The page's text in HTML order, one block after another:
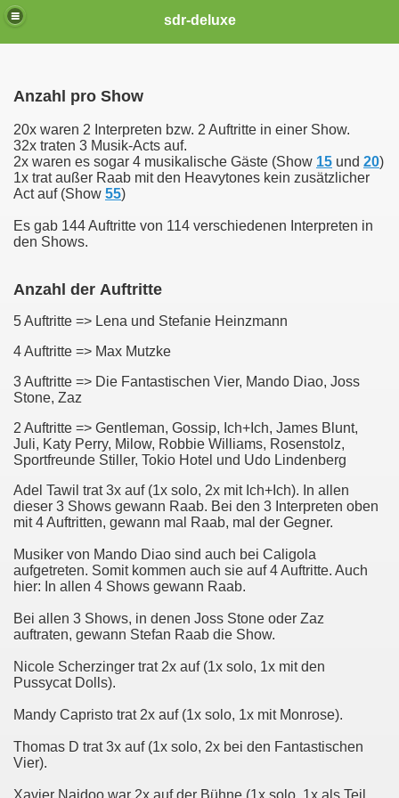
sdr-deluxe
Anzahl pro Show
20x waren 2 Interpreten bzw. 2 Auftritte in einer Show.
32x traten 3 Musik-Acts auf.
2x waren es sogar 4 musikalische Gäste (Show 15 und 20)
1x trat außer Raab mit den Heavytones kein zusätzlicher
Act auf (Show 55)
Es gab 144 Auftritte von 114 verschiedenen Interpreten in
den Shows.
Anzahl der Auftritte
5 Auftritte => Lena und Stefanie Heinzmann
4 Auftritte => Max Mutzke
3 Auftritte => Die Fantastischen Vier, Mando Diao, Joss
Stone, Zaz
2 Auftritte => Gentleman, Gossip, Ich+Ich, James Blunt,
Juli, Katy Perry, Milow, Robbie Williams, Rosenstolz,
Sportfreunde Stiller, Tokio Hotel und Udo Lindenberg
Adel Tawil trat 3x auf (1x solo, 2x mit Ich+Ich). In allen
dieser 3 Shows gewann Raab. Bei den 3 Interpreten oben
mit 4 Auftritten, gewann mal Raab, mal der Gegner.
Musiker von Mando Diao sind auch bei Caligola
aufgetreten. Somit kommen auch sie auf 4 Auftritte. Auch
hier: In allen 4 Shows gewann Raab.
Bei allen 3 Shows, in denen Joss Stone oder Zaz
auftraten, gewann Stefan Raab die Show.
Nicole Scherzinger trat 2x auf (1x solo, 1x mit den
Pussycat Dolls).
Mandy Capristo trat 2x auf (1x solo, 1x mit Monrose).
Thomas D trat 3x auf (1x solo, 2x bei den Fantastischen
Vier).
Xavier Naidoo war 2x auf der Bühne (1x solo, 1x als Teil